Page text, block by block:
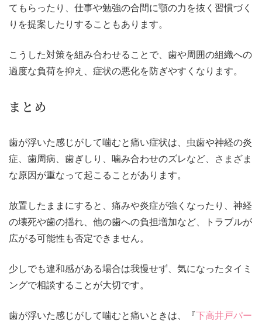
てもらったり、仕事や勉強の合間に顎の力を抜く習慣づく
りを提案したりすることもあります。
こうした対策を組み合わせることで、歯や周囲の組織への
過度な負荷を抑え、症状の悪化を防ぎやすくなります。
まとめ
歯が浮いた感じがして噛むと痛い症状は、虫歯や神経の炎
症、歯周病、歯ぎしり、噛み合わせのズレなど、さまざま
な原因が重なって起こることがあります。
放置したままにすると、痛みや炎症が強くなったり、神経
の壊死や歯の揺れ、他の歯への負担増加など、トラブルが
広がる可能性も否定できません。
少しでも違和感がある場合は我慢せず、気になったタイミ
ングで相談することが大切です。
歯が浮いた感じがして噛むと痛いときは、『下高井戸パー